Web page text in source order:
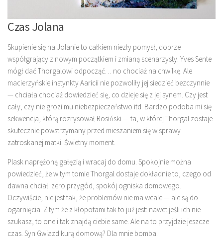
Czas Jolana
Skupienie się na Jolanie to całkiem niezły pomysł, dobrze
współgrający z nowym początkiem i zmianą scenarzysty. Yves Sente
mógł dać Thorgalowi odpocząć… no chociaż na chwilkę. Ale
macierzyńskie instynkty Aaricii nie pozwoliły jej siedzieć bezczynnie
— chciała chociaż dowiedzieć się, co dzieje się z jej synem. Czy jest
cały, czy nie grozi mu niebezpieczeństwo itd. Bardzo podoba mi się
sekwencja, którą rozrysował Rosiński — ta, w której Thorgal zostaje
skutecznie powstrzymany przed mieszaniem się w sprawy
zatroskanej matki. Świetny moment.
Plask naprężoną gałęzią i wracaj do domu. Spokojnie można
powiedzieć, że w tym tomie Thorgal dostaje dokładnie to, czego od
dawna chciał: zero przygód, spokój ogniska domowego.
Oczywiście, nie jest tak, że problemów nie ma wcale — ale są do
ogarnięcia. Z tym że z kłopotami tak to już jest: nawet jeśli ich nie
szukasz, to one i tak znajdą ciebie same. Ale na to przyjdzie jeszcze
czas. Syn Gwiazd kurą domową? Dla mnie bomba.